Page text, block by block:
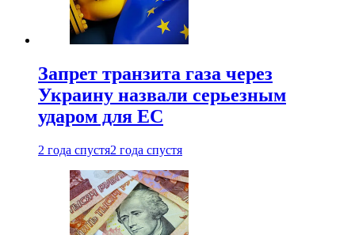
Запрет транзита газа через
Украину назвали серьезным
ударом для ЕС
2 года спустя2 года спустя